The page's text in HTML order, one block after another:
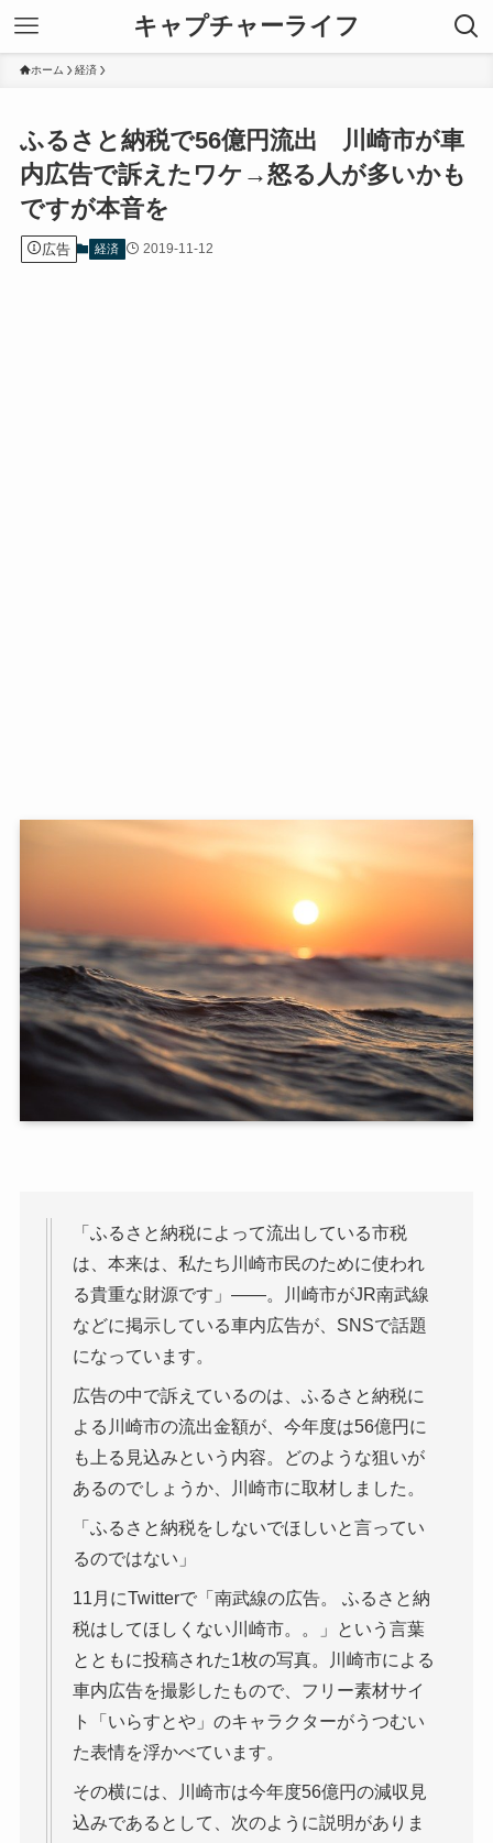
キャプチャーライフ
ホーム 経済
ふるさと納税で56億円流出 川崎市が車
内広告で訴えたワケ→怒る人が多いかも
ですが本音を
広告 経済 2019-11-12
「ふるさと納税によって流出している市税
は、本来は、私たち川崎市民のために使われ
る貴重な財源です」――。川崎市がJR南武線
などに掲示している車内広告が、SNSで話題
になっています。
広告の中で訴えているのは、ふるさと納税に
よる川崎市の流出金額が、今年度は56億円に
も上る見込みという内容。どのような狙いが
あるのでしょうか、川崎市に取材しました。
「ふるさと納税をしないでほしいと言ってい
るのではない」
11月にTwitterで「南武線の広告。 ふるさと納
税はしてほしくない川崎市。。」という言葉
とともに投稿された1枚の写真。川崎市による
車内広告を撮影したもので、フリー素材サイ
ト「いらすとや」のキャラクターがうつむい
た表情を浮かべています。
その横には、川崎市は今年度56億円の減収見
込みであるとして、次のように説明がありま